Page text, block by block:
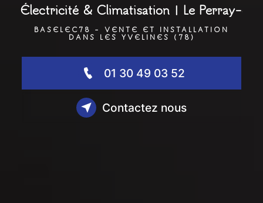
Électricité & Climatisation | Le Perray-
BASELEC78 - VENTE ET INSTALLATION
DANS LES YVELINES (78)
01 30 49 03 52
Contactez nous